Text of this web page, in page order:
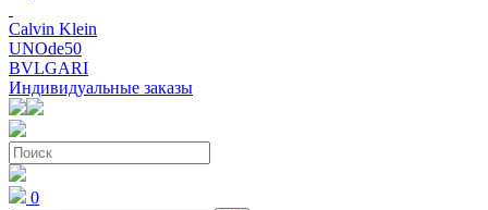
Calvin Klein
UNOde50
BVLGARI
Индивидуальные заказы
0